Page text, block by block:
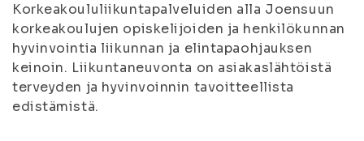
Korkeakoululiikuntapalveluiden alla Joensuun
korkeakoulujen opiskelijoiden ja henkilökunnan
hyvinvointia liikunnan ja elintapaohjauksen
keinoin. Liikuntaneuvonta on asiakaslähtöistä
terveyden ja hyvinvoinnin tavoitteellista
edistämistä.